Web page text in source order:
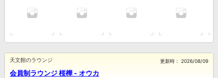
会員制ラウンジ 桜樺 - オウカ
天文館のラウンジ 更新時： 2026/08/09